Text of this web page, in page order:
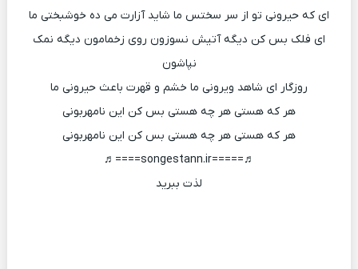
ای که حیرونی تو از سر سختس ما شاید آزارت می ده خوشبختی ما
ای فلک بس کن دیگه آتیش نسوزون روی زخمامون دیگه نمک
نپاشون
روزگار ای شاهد ویرونی ما خشم و قهرت باعث حیرونی ما
هر که هستی هر چه هستی بس کن این نامهربونی
هر که هستی هر چه هستی بس کن این نامهربونی
♬=====songestann.ir====♬
لذت ببرید